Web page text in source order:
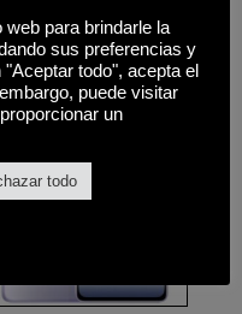
para brindarle la
sus preferencias y
todo", acepta el
puede visitar
un
todo